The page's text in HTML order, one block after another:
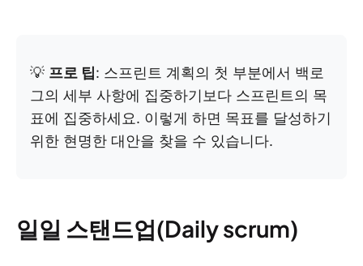
💡 프로 팁: 스프린트 계획의 첫 부분에서 백로
그의 세부 사항에 집중하기보다 스프린트의 목
표에 집중하세요. 이렇게 하면 목표를 달성하기
위한 현명한 대안을 찾을 수 있습니다.
일일 스탠드업(Daily scrum)